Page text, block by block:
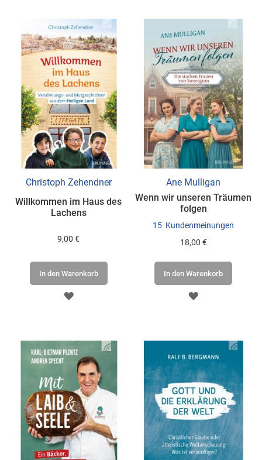
Christoph Zehendner
Willkommen im Haus des
Lachens
9,00 €
In den Warenkorb
ZUR
Ane Mulligan
Wenn wir unseren Träumen
folgen
15 Kundenmeinungen
18,00 €
In den Warenkorb
ZUR